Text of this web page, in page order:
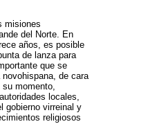
misiones
del Norte. En
años, es posible
de lanza para
que se
de cara
momento,
locales,
gobierno virreinal y
religiosos